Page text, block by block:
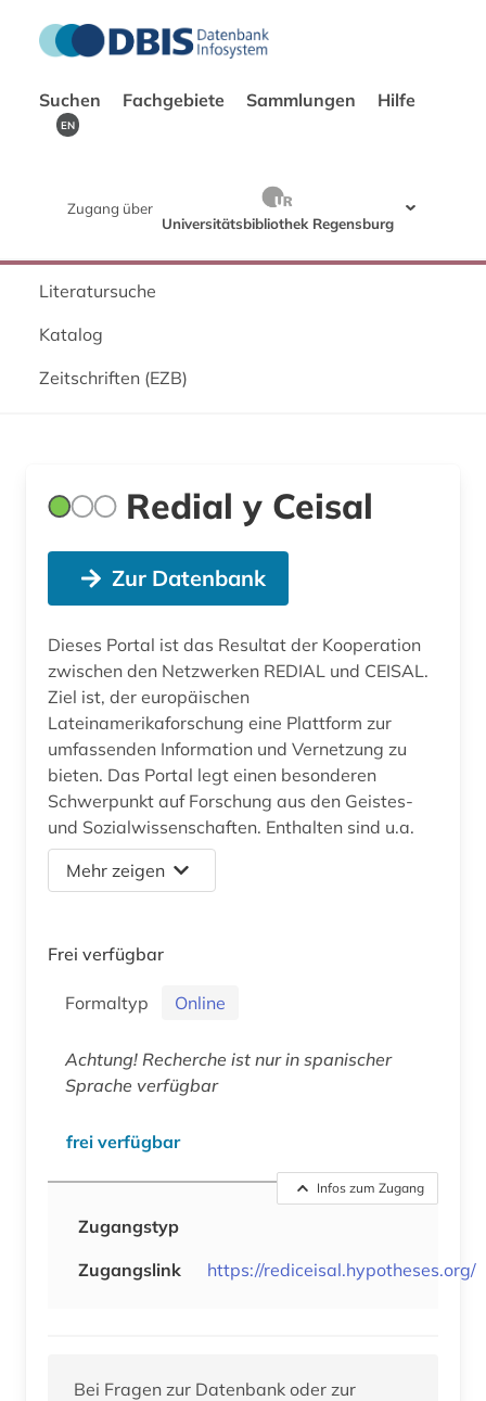
Suchen Fachgebiete Sammlungen Hilfe
EN
Zugang über
Universitätsbibliothek Regensburg
Literatursuche
Katalog
Zeitschriften (EZB)
Redial y Ceisal
Zur Datenbank
Dieses Portal ist das Resultat der Kooperation
zwischen den Netzwerken REDIAL und CEISAL.
Ziel ist, der europäischen
Lateinamerikaforschung eine Plattform zur
umfassenden Information und Vernetzung zu
bieten. Das Portal legt einen besonderen
Schwerpunkt auf Forschung aus den Geistes-
und Sozialwissenschaften. Enthalten sind u.a.
Mehr zeigen
Frei verfügbar
Formaltyp Online
Achtung! Recherche ist nur in spanischer
Sprache verfügbar
frei verfügbar
Infos zum Zugang
Zugangstyp
Zugangslink
https://rediceisal.hypotheses.org/
Bei Fragen zur Datenbank oder zur